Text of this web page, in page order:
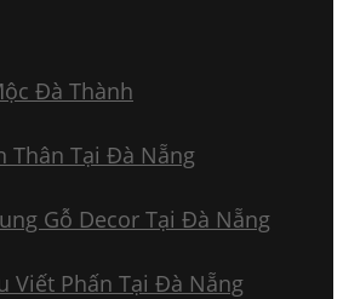
Đà Thành
Thân Tại Đà Nẵng
Gỗ Decor Tại Đà Nẵng
Viết Phấn Tại Đà Nẵng